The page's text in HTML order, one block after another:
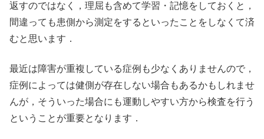
返すのではなく，理屈も含めて学習・記憶をしておくと，
間違っても患側から測定をするといったことをしなくて済
むと思います．
最近は障害が重複している症例も少なくありませんので，
症例によっては健側が存在しない場合もあるかもしれませ
んが，そういった場合にも運動しやすい方から検査を行う
ということが重要となります．